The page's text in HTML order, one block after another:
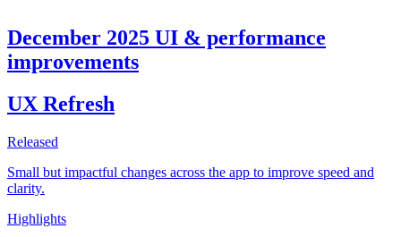
December 2025 UI & performance
improvements
UX Refresh
Released
Small but impactful changes across the app to improve speed and
clarity.
Highlights